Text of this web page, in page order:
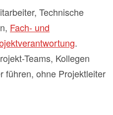
Technische
Fach- und
.
Teams, Kollegen
führen, ohne Projektleiter